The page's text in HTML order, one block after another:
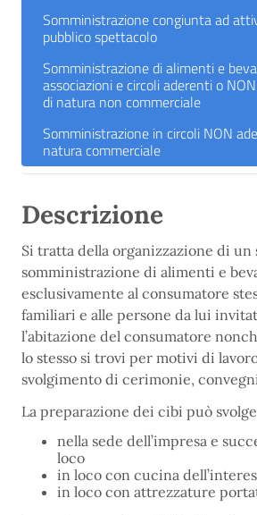
Somministrazione congiunta ad
pubblico spettacolo
Somministrazione di alimenti e
associazioni e circoli aderenti o
di natura non commerciale
Somministrazione in circoli NON
natura commerciale
Descrizione
Si tratta della organizzazione di un
somministrazione di alimenti e
esclusivamente al consumatore
familiari e alle persone da lui
l’abitazione del consumatore
lo stesso si trovi per motivi di
svolgimento di cerimonie,
La preparazione dei cibi può
nella sede dell’impresa e
loco
in loco con cucina
in loco con attrezzature